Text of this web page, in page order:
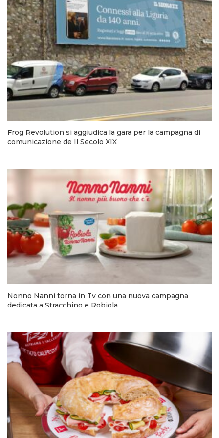
Frog Revolution si aggiudica la gara per la campagna di
comunicazione de Il Secolo XIX
Nonno Nanni torna in Tv con una nuova campagna
dedicata a Stracchino e Robiola